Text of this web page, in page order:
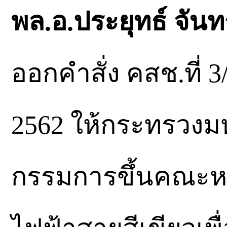
พล.อ.ประยุทธ์ จัน
ออกคำสั่ง คสช.ที่
2562 ให้กระทรว
กรรมการขึ้นคณะ